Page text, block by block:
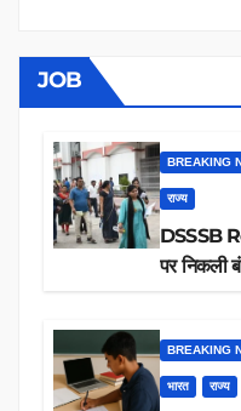
JOB
BREAKING
राज्य
DSSSB
पर निकली
BREAKING
भारत राज्य